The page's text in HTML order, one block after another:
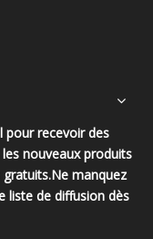
pour recevoir des
nouveaux produits
manquez
liste de diffusion dès